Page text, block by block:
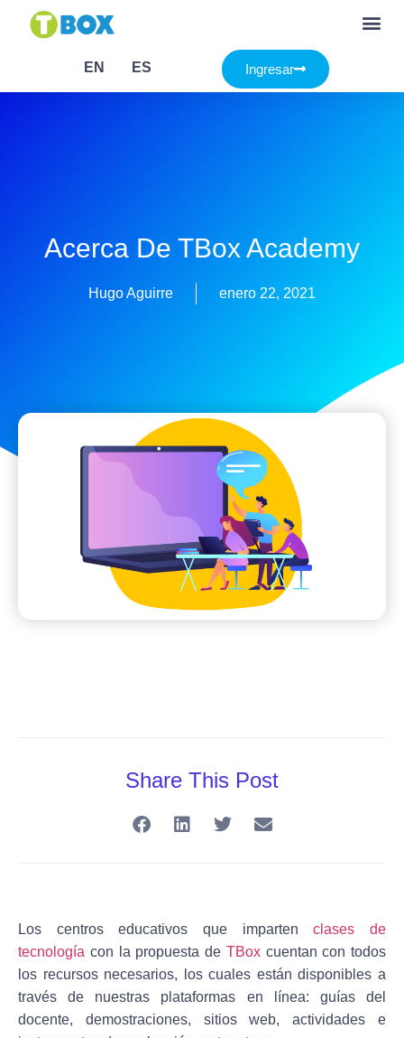
EN ES Ingresar
Acerca De TBox Academy
Hugo Aguirre enero 22, 2021
Share This Post
Los centros educativos que impartenclases de
tecnología con la propuesta de TBoxcuentan con todos
los recursos necesarios, los cuales están disponibles a
través de nuestras plataformas en línea: guías del
docente, demostraciones, sitios web, actividades e